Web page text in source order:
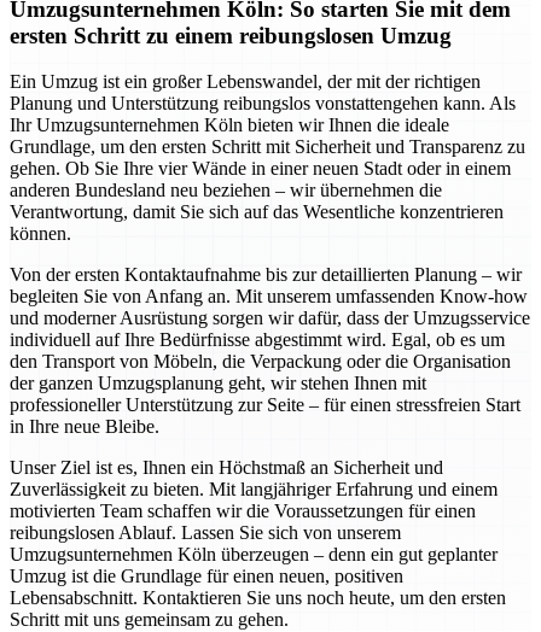
Umzugsunternehmen Köln: So starten Sie mit dem
ersten Schritt zu einem reibungslosen Umzug
Ein Umzug ist ein großer Lebenswandel, der mit der richtigen
Planung und Unterstützung reibungslos vonstattengehen kann. Als
Ihr Umzugsunternehmen Köln bieten wir Ihnen die ideale
Grundlage, um den ersten Schritt mit Sicherheit und Transparenz zu
gehen. Ob Sie Ihre vier Wände in einer neuen Stadt oder in einem
anderen Bundesland neu beziehen – wir übernehmen die
Verantwortung, damit Sie sich auf das Wesentliche konzentrieren
können.
Von der ersten Kontaktaufnahme bis zur detaillierten Planung – wir
begleiten Sie von Anfang an. Mit unserem umfassenden Know-how
und moderner Ausrüstung sorgen wir dafür, dass der Umzugsservice
individuell auf Ihre Bedürfnisse abgestimmt wird. Egal, ob es um
den Transport von Möbeln, die Verpackung oder die Organisation
der ganzen Umzugsplanung geht, wir stehen Ihnen mit
professioneller Unterstützung zur Seite – für einen stressfreien Start
in Ihre neue Bleibe.
Unser Ziel ist es, Ihnen ein Höchstmaß an Sicherheit und
Zuverlässigkeit zu bieten. Mit langjähriger Erfahrung und einem
motivierten Team schaffen wir die Voraussetzungen für einen
reibungslosen Ablauf. Lassen Sie sich von unserem
Umzugsunternehmen Köln überzeugen – denn ein gut geplanter
Umzug ist die Grundlage für einen neuen, positiven
Lebensabschnitt. Kontaktieren Sie uns noch heute, um den ersten
Schritt mit uns gemeinsam zu gehen.